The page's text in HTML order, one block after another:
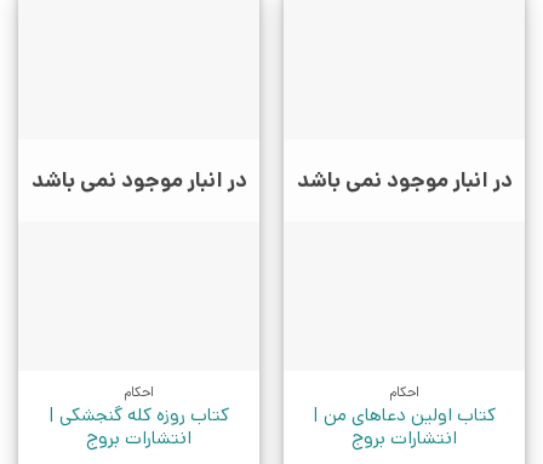
در انبار موجود نمی باشد
احکام
کتاب اولین دعاهای من |
انتشارات بروج
در انبار موجود نمی باشد
احکام
کتاب روزه کله گنجشکی |
انتشارات بروج